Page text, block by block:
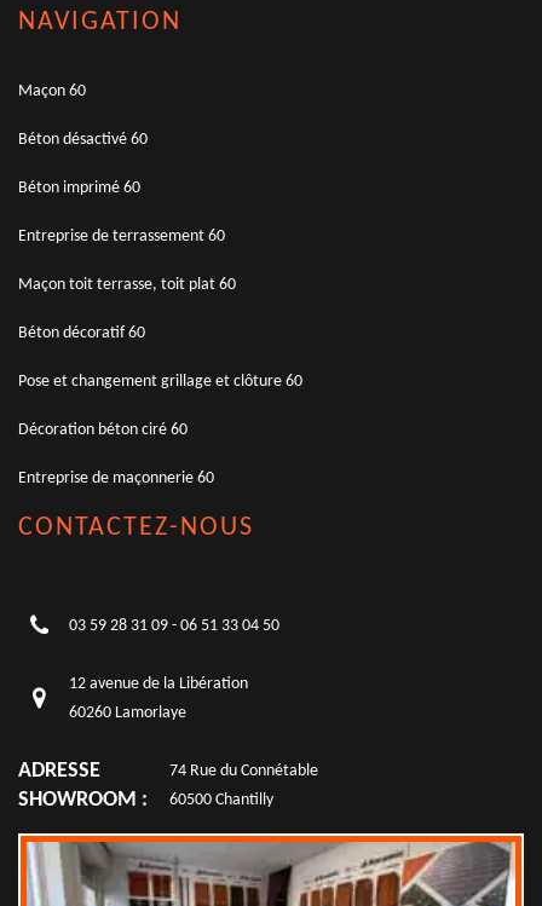
NAVIGATION
Maçon 60
Béton désactivé 60
Béton imprimé 60
Entreprise de terrassement 60
Maçon toit terrasse, toit plat 60
Béton décoratif 60
Pose et changement grillage et clôture 60
Décoration béton ciré 60
Entreprise de maçonnerie 60
CONTACTEZ-NOUS
03 59 28 31 09 - 06 51 33 04 50
12 avenue de la Libération
60260 Lamorlaye
ADRESSE
SHOWROOM :
74 Rue du Connétable
60500 Chantilly